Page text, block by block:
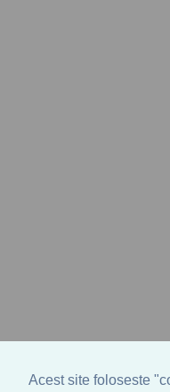
Acest site foloseste